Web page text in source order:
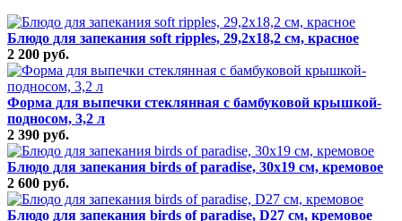
Блюдо для запекания soft ripples, 29,2х18,2 см, красное
2 200 руб.
Форма для выпечки стеклянная с бамбуковой крышкой-
подносом, 3,2 л
2 390 руб.
Блюдо для запекания birds of paradise, 30х19 см, кремовое
2 600 руб.
Блюдо для запекания birds of paradise, D27 см, кремовое